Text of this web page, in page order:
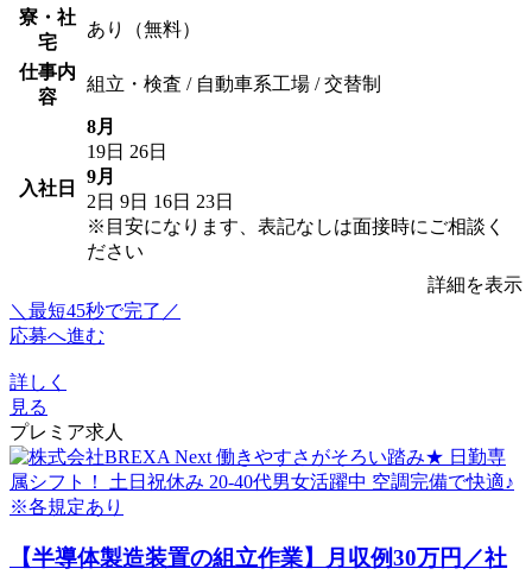
寮・社
宅
あり（無料）
仕事内
容
組立・検査 / 自動車系工場 / 交替制
入社日
8月
19日 26日
9月
2日 9日 16日 23日
※目安になります、表記なしは面接時にご相談く
ださい
詳細を表示
＼最短45秒で完了／
応募へ進む
詳しく
見る
プレミア求人
【半導体製造装置の組立作業】月収例30万円／社